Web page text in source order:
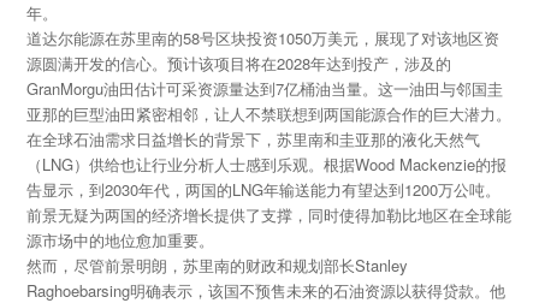
年。
道达尔能源在苏里南的58号区块投资1050万美元，展现了对该地区资
源圆满开发的信心。预计该项目将在2028年达到投产，涉及的
GranMorgu油田估计可采资源量达到7亿桶油当量。这一油田与邻国圭
亚那的巨型油田紧密相邻，让人不禁联想到两国能源合作的巨大潜力。
在全球石油需求日益增长的背景下，苏里南和圭亚那的液化天然气
（LNG）供给也让行业分析人士感到乐观。根据Wood Mackenzie的报
告显示，到2030年代，两国的LNG年输送能力有望达到1200万公吨。
前景无疑为两国的经济增长提供了支撑，同时使得加勒比地区在全球能
源市场中的地位愈加重要。
然而，尽管前景明朗，苏里南的财政和规划部长Stanley
Raghoebarsing明确表示，该国不预售未来的石油资源以获得贷款。他